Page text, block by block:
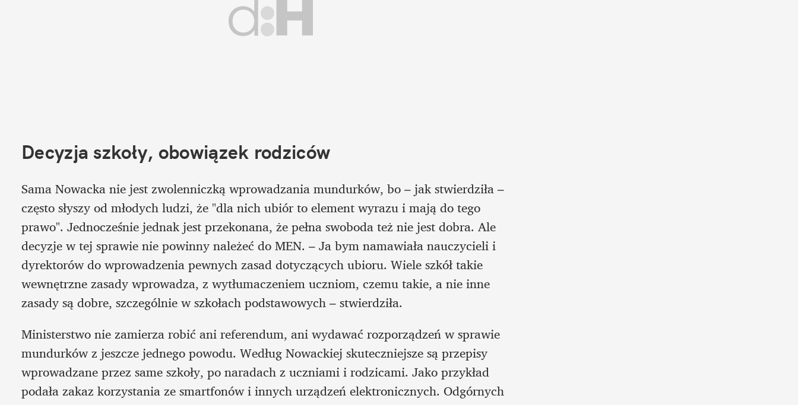
Decyzja szkoły, obowiązek rodziców
Sama Nowacka nie jest zwolenniczką wprowadzania mundurków, bo – jak stwierdziła –
często słyszy od młodych ludzi, że "dla nich ubiór to element wyrazu i mają do tego
prawo". Jednocześnie jednak jest przekonana, że pełna swoboda też nie jest dobra. Ale
decyzje w tej sprawie nie powinny należeć do MEN. – Ja bym namawiała nauczycieli i
dyrektorów do wprowadzenia pewnych zasad dotyczących ubioru. Wiele szkół takie
wewnętrzne zasady wprowadza, z wytłumaczeniem uczniom, czemu takie, a nie inne
zasady są dobre, szczególnie w szkołach podstawowych – stwierdziła.
Ministerstwo nie zamierza robić ani referendum, ani wydawać rozporządzeń w sprawie
mundurków z jeszcze jednego powodu. Według Nowackiej skuteczniejsze są przepisy
wprowadzane przez same szkoły, po naradach z uczniami i rodzicami. Jako przykład
podała zakaz korzystania ze smartfonów i innych urządzeń elektronicznych. Odgórnych